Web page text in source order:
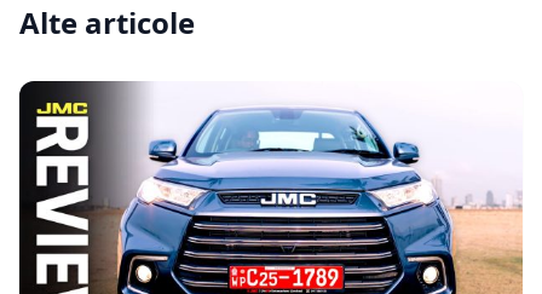
Alte articole